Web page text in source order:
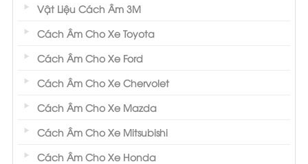
Vật Liệu Cách Âm 3M
Cách Âm Cho Xe Toyota
Cách Âm Cho Xe Ford
Cách Âm Cho Xe Chervolet
Cách Âm Cho Xe Mazda
Cách Âm Cho Xe Mitsubishi
Cách Âm Cho Xe Honda